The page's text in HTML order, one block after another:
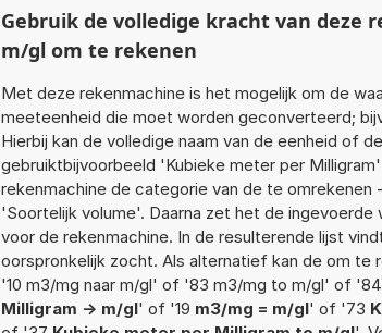
Gebruik de volledige kracht van deze
m/gl om te rekenen
Met deze rekenmachine is het mogelijk om de
meeteenheid die moet worden geconverteerd;
Hierbij kan de volledige naam van de eenheid of
gebruiktbijvoorbeeld 'Kubieke meter per
rekenmachine de categorie van de te
'Soortelijk volume'. Daarna zet het de ingevoerde
voor de rekenmachine. In de resulterende lijst
oorspronkelijk zocht. Als alternatief kan de om te
'10 m3/mg naar m/gl' of '83 m3/mg to m/gl' of
Milligram -> m/gl' of '19 m3/mg = m/gl' of '73